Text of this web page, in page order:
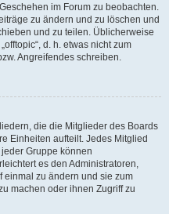
im Forum zu beobachten.
zu ändern und zu löschen und
und zu teilen. Üblicherweise
d. h. etwas nicht zum
Angreifendes schreiben.
die die Mitglieder des Boards
Einheiten aufteilt. Jedes Mitglied
Gruppe können
es den Administratoren,
einmal zu ändern und sie zum
machen oder ihnen Zugriff zu